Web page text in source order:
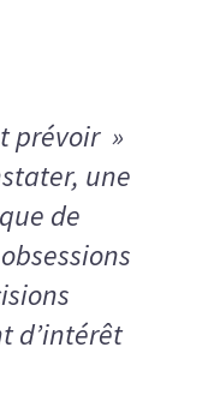
prévoir»
une
de
d’intérêt